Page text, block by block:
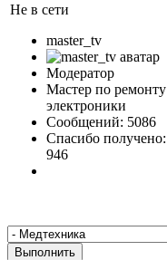
Не в сети
master_tv
Модератор
Мастер по ремонту
электроники
Сообщений: 5086
Спасибо получено:
946